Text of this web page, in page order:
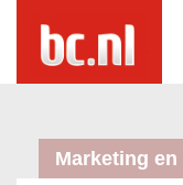
Marketing